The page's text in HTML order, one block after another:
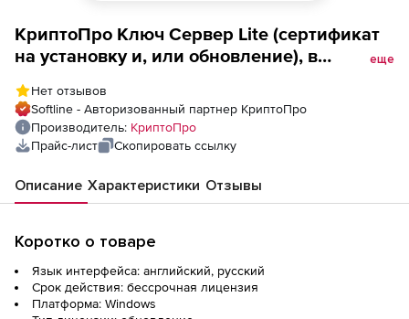
КриптоПро Ключ Сервер Lite (сертификат
на установку и, или обновление), в
серверах
еще
Нет отзывов
Softline - Авторизованный партнер КриптоПро
Производитель: КриптоПро
Прайс-лист
Скопировать ссылку
Описание Характеристики Отзывы
Коротко о товаре
Язык интерфейса: английский, русский
Срок действия: бессрочная лицензия
Платформа: Windows